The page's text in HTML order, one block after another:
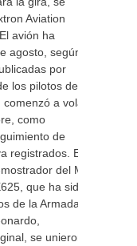
Aviation
avión ha
agosto, según
por
los pilotos de
a volar
como
de
registrados. El
del M-
que ha sido
de la Armada.
se unieron